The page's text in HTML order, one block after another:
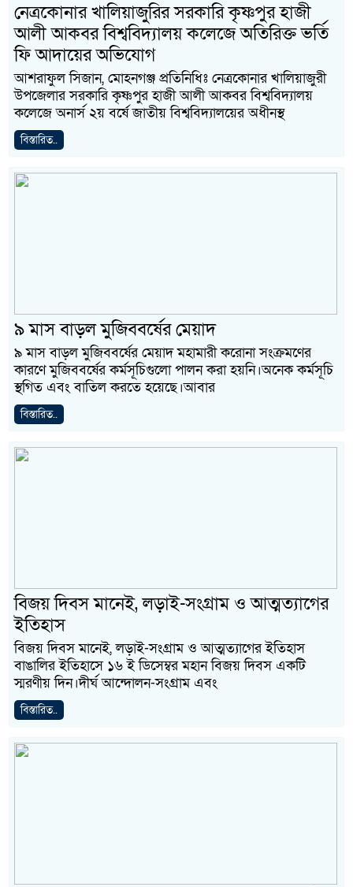
নেত্রকোনার খালিয়াজুরির সরকারি কৃষ্ণপুর হাজী
আলী আকবর বিশ্ববিদ্যালয় কলেজে অতিরিক্ত ভর্তি
ফি আদায়ের অভিযোগ
আশরাফুল সিজান, মোহনগঞ্জ প্রতিনিধিঃ নেত্রকোনার খালিয়াজুরী
উপজেলার সরকারি কৃষ্ণপুর হাজী আলী আকবর বিশ্ববিদ্যালয়
কলেজে অনার্স ২য় বর্ষে জাতীয় বিশ্ববিদ্যালয়ের অধীনস্থ
বিস্তারিত..
৯ মাস বাড়ল মুজিববর্ষের মেয়াদ
৯ মাস বাড়ল মুজিববর্ষের মেয়াদ মহামারী করোনা সংক্রমণের
কারণে মুজিববর্ষের কর্মসূচিগুলো পালন করা হয়নি।অনেক কর্মসূচি
স্থগিত এবং বাতিল করতে হয়েছে।আবার
বিস্তারিত..
বিজয় দিবস মানেই, লড়াই-সংগ্রাম ও আত্মত্যাগের
ইতিহাস
বিজয় দিবস মানেই, লড়াই-সংগ্রাম ও আত্মত্যাগের ইতিহাস
বাঙালির ইতিহাসে ১৬ ই ডিসেম্বর মহান বিজয় দিবস একটি
স্মরণীয় দিন।দীর্ঘ আন্দোলন-সংগ্রাম এবং
বিস্তারিত..